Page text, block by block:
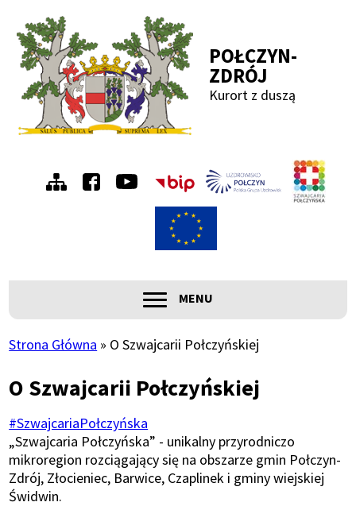
Przejdź
do
menu
Przejdź
do
treści
Przejdź
do
wyszukiwania
Przejdź
do
stopki
POŁCZYN-
ZDRÓJ
Kurort z duszą
Menu
prawe
Główna
nawigacja
ROZWIŃ
MENU
nawigacyjna
Strona Główna O Szwajcarii Połczyńskiej
O Szwajcarii Połczyńskiej
#SzwajcariaPołczyńska
„Szwajcaria Połczyńska” - unikalny przyrodniczo
mikroregion rozciągający się na obszarze gmin Połczyn-
Zdrój, Złocieniec, Barwice, Czaplinek i gminy wiejskiej
Świdwin.